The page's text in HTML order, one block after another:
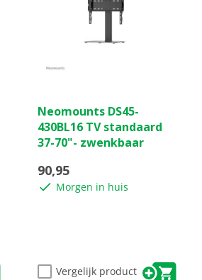
van
de
5
Neomounts DS45-
430BL16 TV standaard
37-70"- zwenkbaar
90,95
Morgen in huis
Vergelijk product